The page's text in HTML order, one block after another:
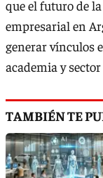
que el futuro de
empresarial en
generar vínculos
academia y
TAMBIÉN TE